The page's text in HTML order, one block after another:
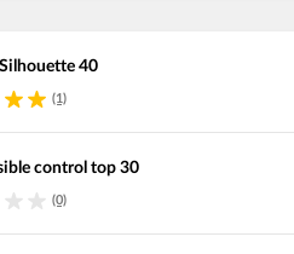
40
(1)
control top 30
(0)